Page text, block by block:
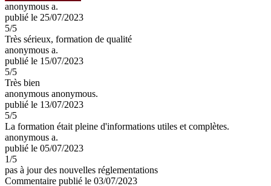
anonymous a.
publié le 25/07/2023
5/5
Très sérieux, formation de qualité
anonymous a.
publié le 15/07/2023
5/5
Très bien
anonymous anonymous.
publié le 13/07/2023
5/5
La formation était pleine d'informations utiles et complètes.
anonymous a.
publié le 05/07/2023
1/5
pas à jour des nouvelles réglementations
Commentaire publié le 03/07/2023